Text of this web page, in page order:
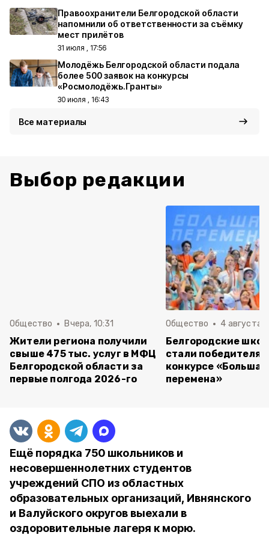
Правоохранители Белгородской области
напомнили об ответственности за съёмку
мест прилётов
31 июля , 17:56
Молодёжь Белгородской области подала
более 500 заявок на конкурсы
«Росмолодёжь.Гранты»
30 июля , 16:43
Все материалы
Выбор редакции
Общество Вчера, 10:31
Жители региона получили
свыше 475 тыс. услуг в МФЦ
Белгородской области за
первые полгода 2026-го
Общество 4 августа ,
Белгородские
стали
конкурсе «Большая
перемена»
Ещё порядка 750 школьников и
несовершеннолетних студентов
учреждений СПО из областных
образовательных организаций, Ивнянского
и Валуйского округов выехали в
оздоровительные лагеря к морю.